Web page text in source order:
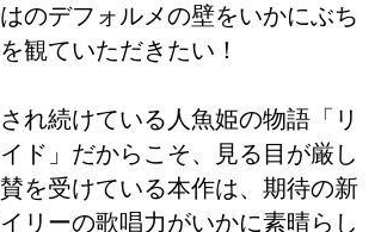
のデフォルメの壁をいかにぶち
観ていただきたい！
れ続けている人魚姫の物語「リ
ド」だからこそ、見る目が厳し
を受けている本作は、期待の新
リーの歌唱力がいかに素晴らし